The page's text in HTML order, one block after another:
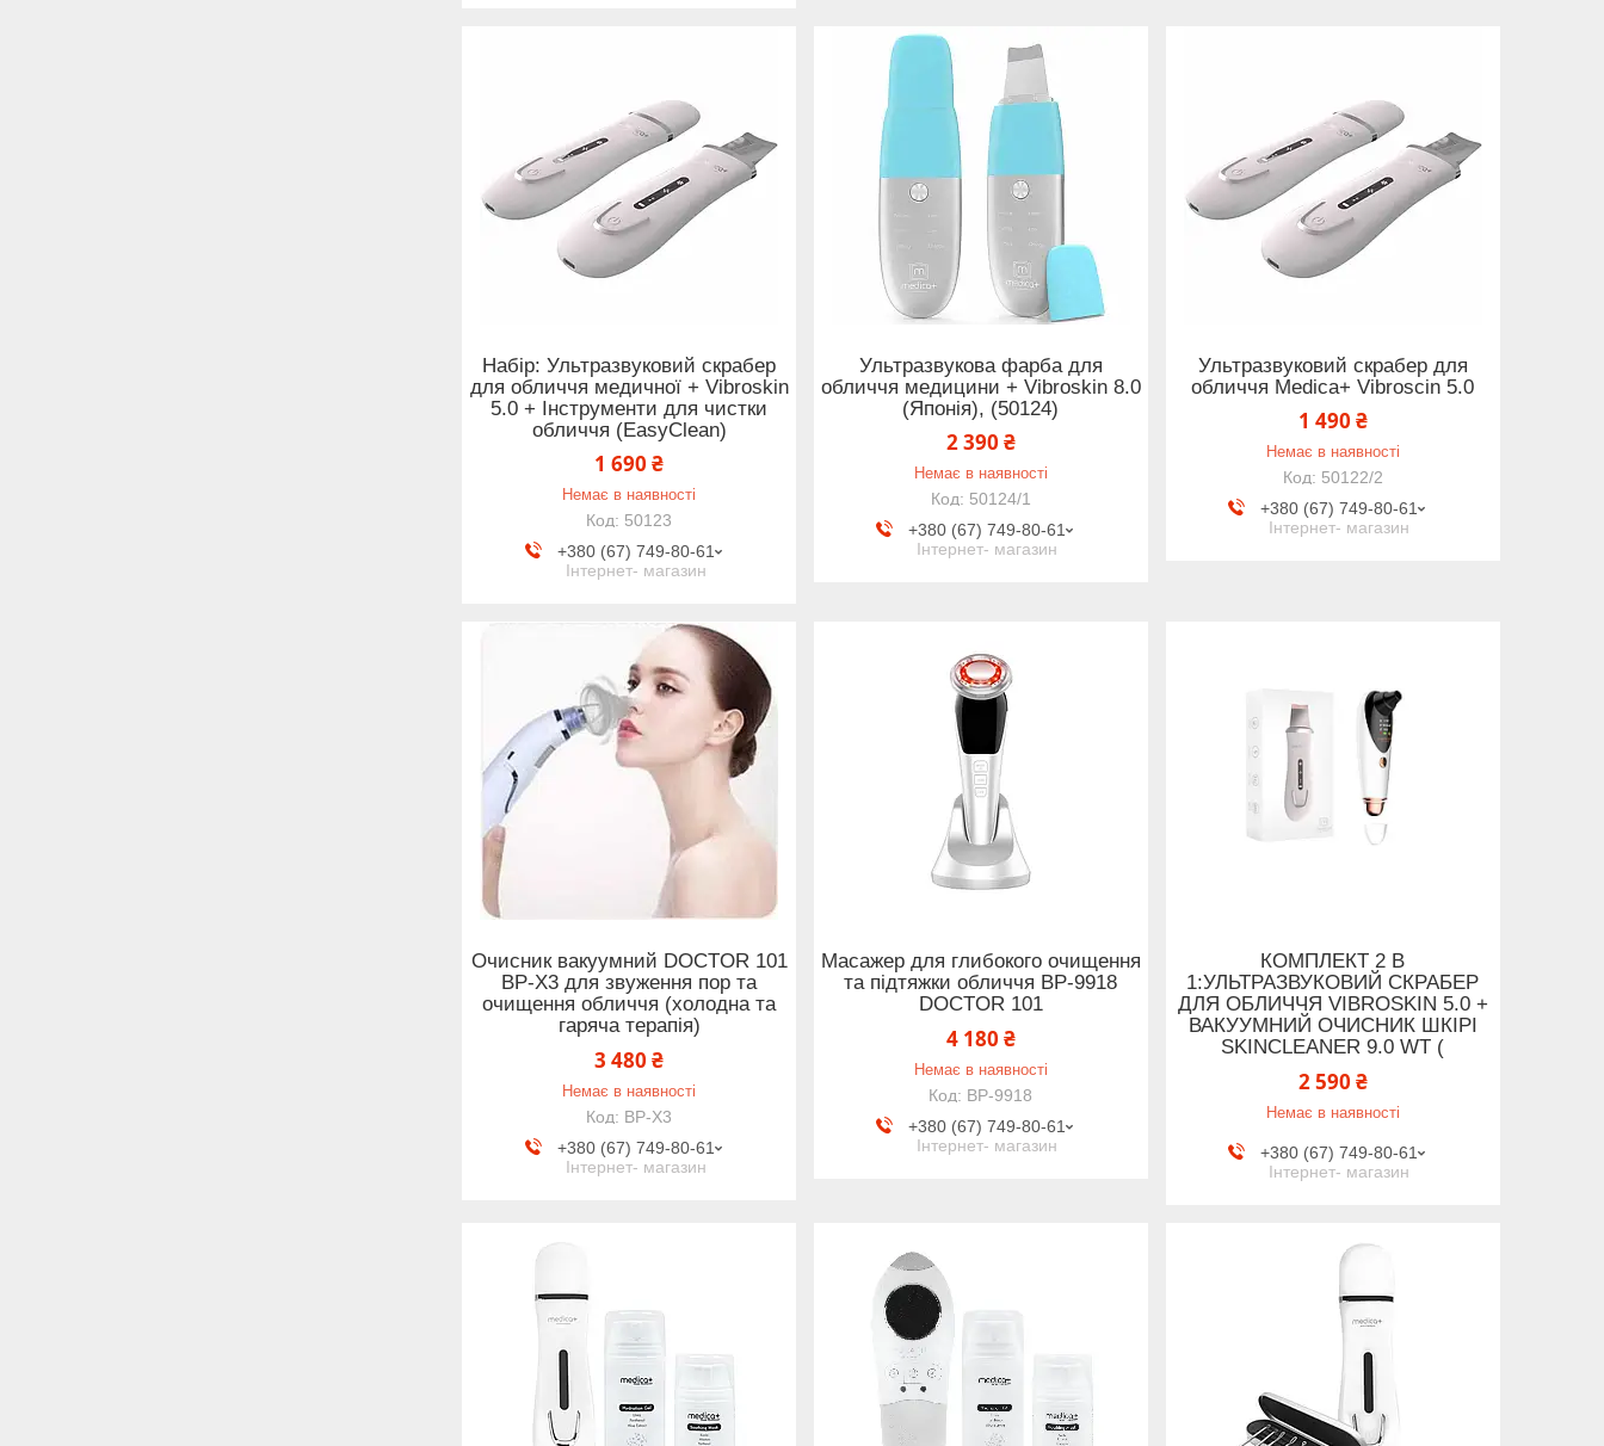
Набір: Ультразвуковий скрабер
для обличчя медичної + Vibroskin
5.0 + Інструменти для чистки
обличчя (EasyClean)
1 690 ₴
Немає в наявності
50123
+380 (67) 749-80-61
Інтернет- магазин
Ультразвукова фарба для
обличчя медицини + Vibroskin 8.0
(Японія), (50124)
2 390 ₴
Немає в наявності
50124/1
+380 (67) 749-80-61
Інтернет- магазин
Ультразвуковий скрабер для
обличчя Medica+ Vibroscin 5.0
1 490 ₴
Немає в наявності
50122/2
+380 (67) 749-80-61
Інтернет- магазин
Очисник вакуумний DOCTOR 101
ВР-Х3 для звуження пор та
очищення обличчя (холодна та
гаряча терапія)
3 480 ₴
Немає в наявності
ВР-Х3
+380 (67) 749-80-61
Інтернет- магазин
Масажер для глибокого очищення
та підтяжки обличчя BP-9918
DOCTOR 101
4 180 ₴
Немає в наявності
BP-9918
+380 (67) 749-80-61
Інтернет- магазин
КОМПЛЕКТ 2 В
1:УЛЬТРАЗВУКОВИЙ СКРАБЕР
ДЛЯ ОБЛИЧЧЯ VIBROSKIN 5.0 +
ВАКУУМНИЙ ОЧИСНИК ШКІРІ
SKINCLEANER 9.0 WT (
2 590 ₴
Немає в наявності
+380 (67) 749-80-61
Інтернет- магазин